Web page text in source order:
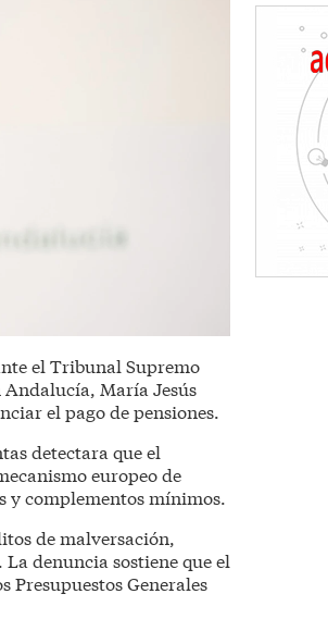
el Tribunal Supremo
María Jesús
el pago de pensiones.
detectara que el
europeo de
y complementos mínimos.
de malversación,
denuncia sostiene que el
Presupuestos Generales